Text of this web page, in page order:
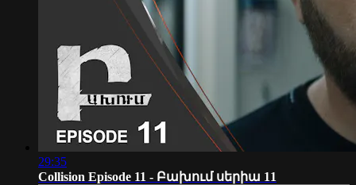
29:35
Collision Episode 11 - Բախում սերիա 11